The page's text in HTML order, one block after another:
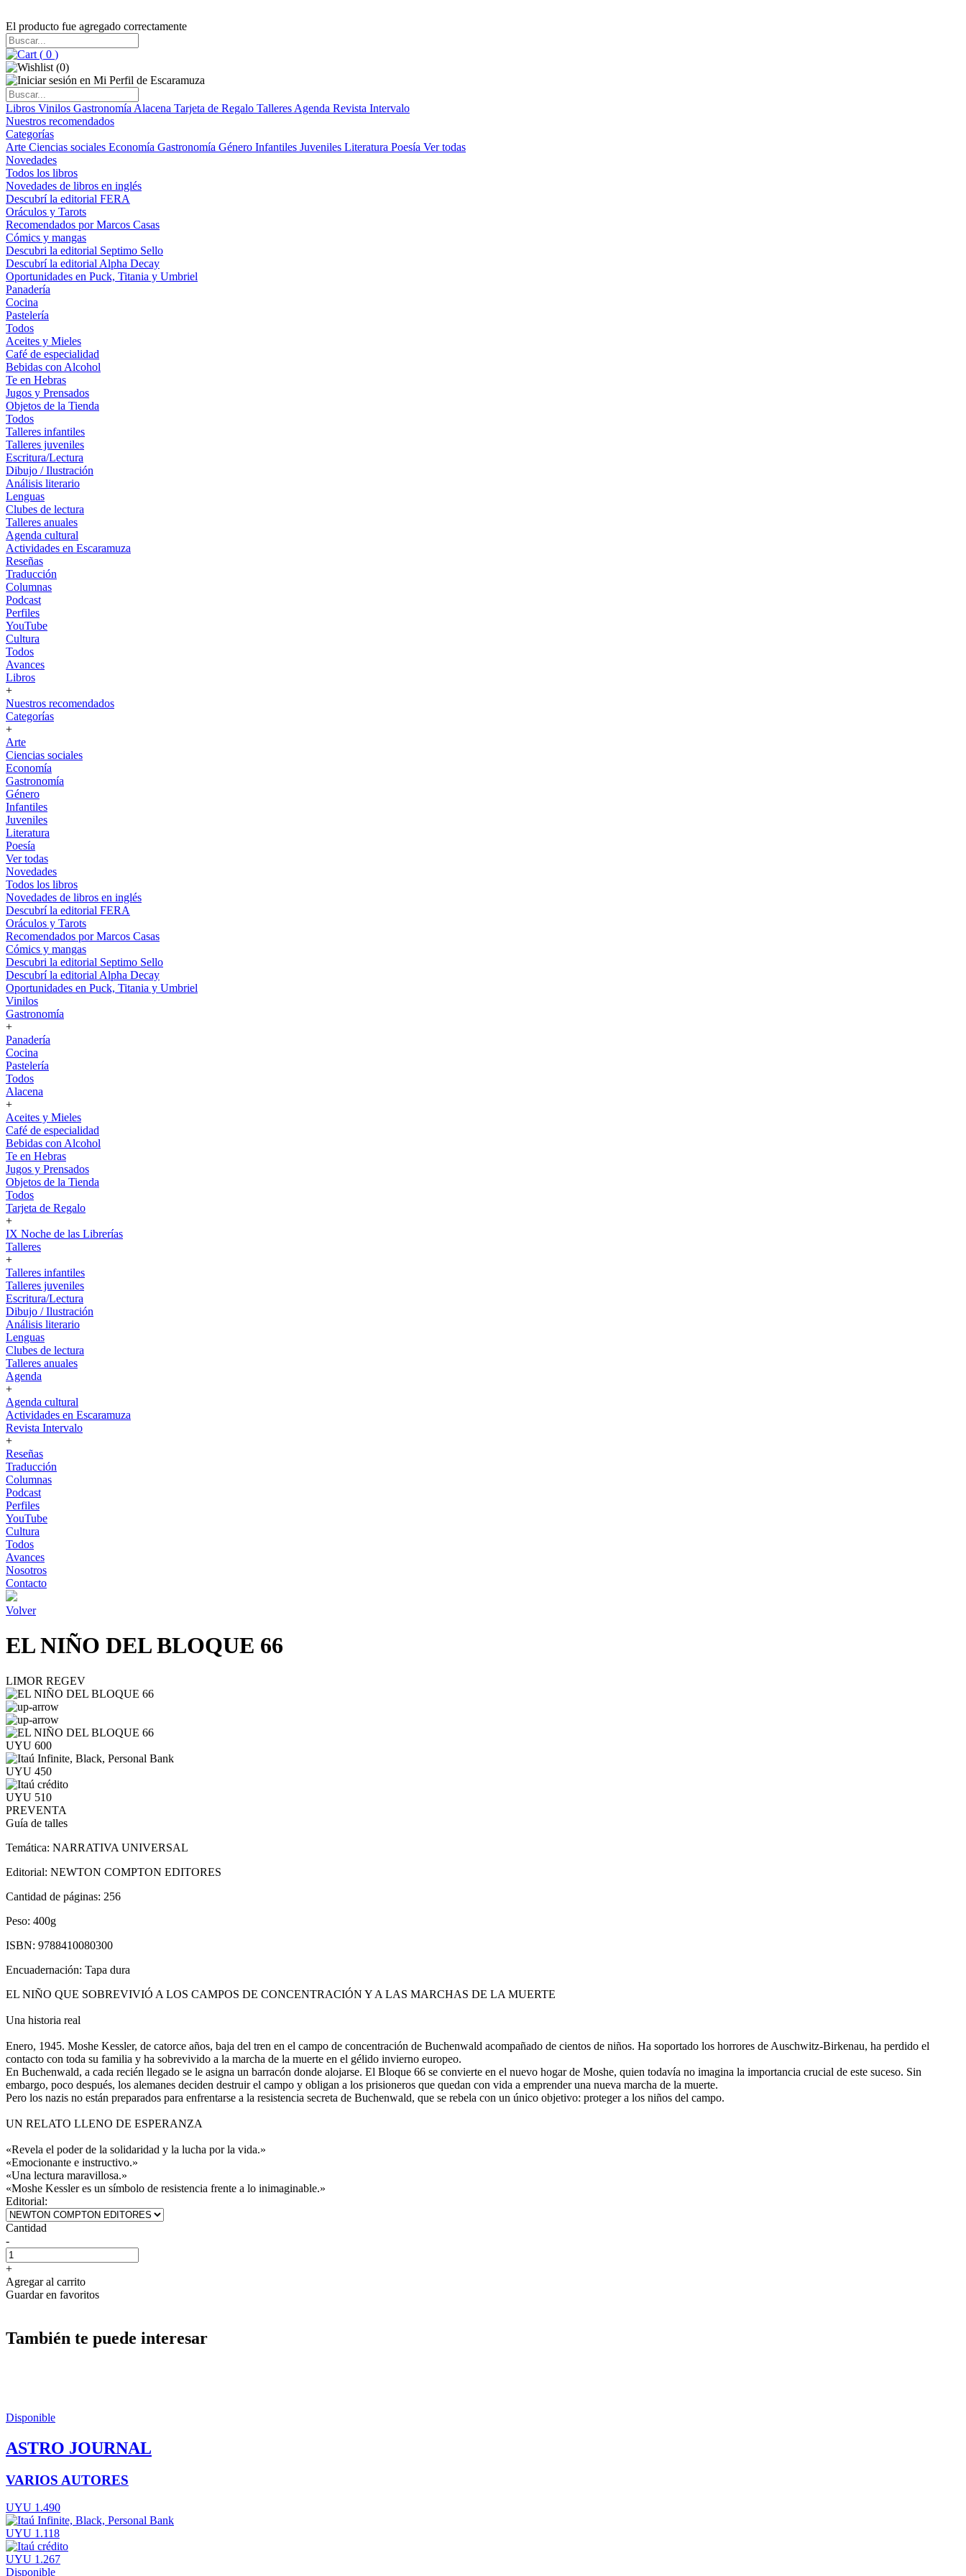
El producto fue agregado correctamente
( 0 )
(0)
Libros Vinilos Gastronomía Alacena Tarjeta de Regalo Talleres Agenda Revista Intervalo
Nuestros recomendados
Categorías
Arte Ciencias sociales Economía Gastronomía Género Infantiles Juveniles Literatura Poesía Ver todas
Novedades
Todos los libros
Novedades de libros en inglés
Descubrí la editorial FERA
Oráculos y Tarots
Recomendados por Marcos Casas
Cómics y mangas
Descubri la editorial Septimo Sello
Descubrí la editorial Alpha Decay
Oportunidades en Puck, Titania y Umbriel
Panadería
Cocina
Pastelería
Todos
Aceites y Mieles
Café de especialidad
Bebidas con Alcohol
Te en Hebras
Jugos y Prensados
Objetos de la Tienda
Todos
Talleres infantiles
Talleres juveniles
Escritura/Lectura
Dibujo / Ilustración
Análisis literario
Lenguas
Clubes de lectura
Talleres anuales
Agenda cultural
Actividades en Escaramuza
Reseñas
Traducción
Columnas
Podcast
Perfiles
YouTube
Cultura
Todos
Avances
Libros
+
Nuestros recomendados
Categorías
+
Arte
Ciencias sociales
Economía
Gastronomía
Género
Infantiles
Juveniles
Literatura
Poesía
Ver todas
Novedades
Todos los libros
Novedades de libros en inglés
Descubrí la editorial FERA
Oráculos y Tarots
Recomendados por Marcos Casas
Cómics y mangas
Descubri la editorial Septimo Sello
Descubrí la editorial Alpha Decay
Oportunidades en Puck, Titania y Umbriel
Vinilos
Gastronomía
+
Panadería
Cocina
Pastelería
Todos
Alacena
+
Aceites y Mieles
Café de especialidad
Bebidas con Alcohol
Te en Hebras
Jugos y Prensados
Objetos de la Tienda
Todos
Tarjeta de Regalo
+
IX Noche de las Librerías
Talleres
+
Talleres infantiles
Talleres juveniles
Escritura/Lectura
Dibujo / Ilustración
Análisis literario
Lenguas
Clubes de lectura
Talleres anuales
Agenda
+
Agenda cultural
Actividades en Escaramuza
Revista Intervalo
+
Reseñas
Traducción
Columnas
Podcast
Perfiles
YouTube
Cultura
Todos
Avances
Nosotros
Contacto
Volver
EL NIÑO DEL BLOQUE 66
LIMOR REGEV
UYU 600
UYU 450
UYU 510
PREVENTA
Guía de talles
Temática: NARRATIVA UNIVERSAL
Editorial: NEWTON COMPTON EDITORES
Cantidad de páginas: 256
Peso: 400g
ISBN: 9788410080300
Encuadernación: Tapa dura
EL NIÑO QUE SOBREVIVIÓ A LOS CAMPOS DE CONCENTRACIÓN Y A LAS MARCHAS DE LA MUERTE
Una historia real
Enero, 1945. Moshe Kessler, de catorce años, baja del tren en el campo de concentración de Buchenwald acompañado de cientos de niños. Ha soportado los horrores de Auschwitz-Birkenau, ha perdido el
contacto con toda su familia y ha sobrevivido a la marcha de la muerte en el gélido invierno europeo.
En Buchenwald, a cada recién llegado se le asigna un barracón donde alojarse. El Bloque 66 se convierte en el nuevo hogar de Moshe, quien todavía no imagina la importancia crucial de este suceso. Sin
embargo, poco después, los alemanes deciden destruir el campo y obligan a los prisioneros que quedan con vida a emprender una nueva marcha de la muerte.
Pero los nazis no están preparados para enfrentarse a la resistencia secreta de Buchenwald, que se rebela con un único objetivo: proteger a los niños del campo.
UN RELATO LLENO DE ESPERANZA
«Revela el poder de la solidaridad y la lucha por la vida.»
«Emocionante e instructivo.»
«Una lectura maravillosa.»
«Moshe Kessler es un símbolo de resistencia frente a lo inimaginable.»
Editorial:
Cantidad
-
+
Agregar al carrito
Guardar en favoritos
También te puede interesar
Disponible
ASTRO JOURNAL
VARIOS AUTORES
UYU 1.490
UYU 1.118
UYU 1.267
Disponible